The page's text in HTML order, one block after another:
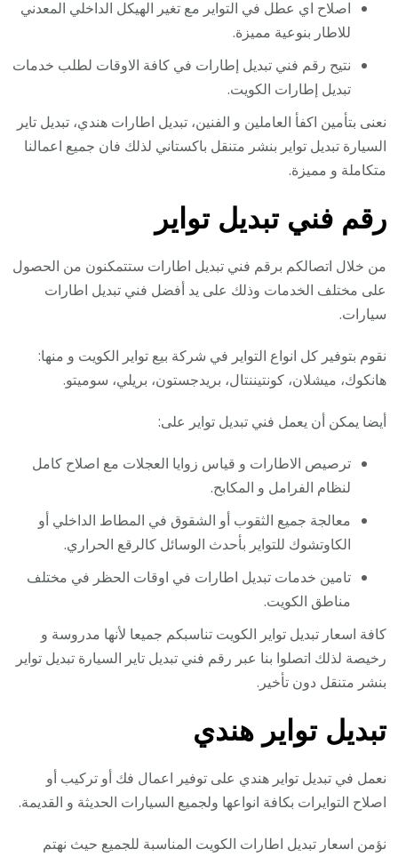
اصلاح اي عطل في التواير مع تغير الهيكل الداخلي المعدني
للاطار بنوعية مميزة.
نتيح رقم فني تبديل إطارات في كافة الاوقات لطلب خدمات
تبديل إطارات الكويت.
نعنى بتأمين اكفأ العاملين و الفنين، تبديل اطارات هندي، تبديل تاير
السيارة تبديل تواير بنشر متنقل باكستاني لذلك فان جميع اعمالنا
متكاملة و مميزة.
رقم فني تبديل تواير
من خلال اتصالكم برقم فني تبديل اطارات ستتمكنون من الحصول
على مختلف الخدمات وذلك على يد أفضل فني تبديل اطارات
سيارات.
نقوم بتوفير كل انواع التواير في شركة بيع تواير الكويت و منها:
هانكوك، ميشلان، كونتيننتال، بريدجستون، بريلي، سوميتو.
أيضا يمكن أن يعمل فني تبديل تواير على:
ترصيص الاطارات و قياس زوايا العجلات مع اصلاح كامل
لنظام الفرامل و المكابح.
معالجة جميع الثقوب أو الشقوق في المطاط الداخلي أو
الكاوتشوك للتواير بأحدث الوسائل كالرقع الحراري.
تامين خدمات تبديل اطارات في اوقات الحظر في مختلف
مناطق الكويت.
كافة اسعار تبديل تواير الكويت تناسبكم جميعا لأنها مدروسة و
رخيصة لذلك اتصلوا بنا عبر رقم فني تبديل تاير السيارة تبديل تواير
بنشر متنقل دون تأخير.
تبديل تواير هندي
نعمل في تبديل تواير هندي على توفير اعمال فك أو تركيب أو
اصلاح التوايرات بكافة انواعها ولجميع السيارات الحديثة و القديمة.
نؤمن اسعار تبديل اطارات الكويت المناسبة للجميع حيث نهتم